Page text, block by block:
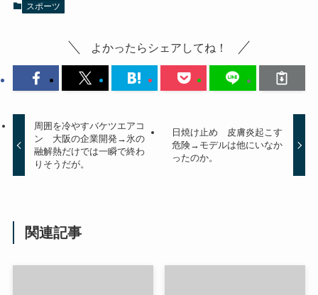
スポーツ
よかったらシェアしてね！
周囲を冷やすバケツエアコ
ン 大阪の企業開発→氷の
融解熱だけでは一瞬で終わ
りそうだが。
日焼け止め 皮膚炎起こす
危険→モデルは他にいなか
ったのか。
関連記事